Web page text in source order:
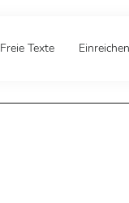
Freie Texte Einreichen